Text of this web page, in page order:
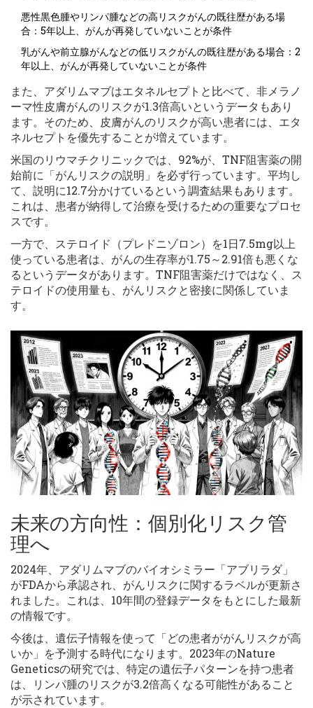
悪性黒色腫やリンパ腫などの高リスクがんの既往歴がある場
合：5年以上、がんが再発していないことが条件
乳がんや前立腺がんなどの低リスクがんの既往歴がある場合：2
年以上、がんが再発していないことが条件
また、アダリムマブはエタネルセプトと比べて、非メラノ
ーマ性皮膚がんのリスクが1.3倍高いというデータもあり
ます。そのため、皮膚がんのリスクが高い患者には、エタ
ネルセプトを優先することが増えています。
米国のリウマチクリニックでは、92%が、TNF阻害薬の開
始前に「がんリスクの説明」を必ず行っています。平均し
て、説明に12.7分かけているという調査結果もあります。
これは、患者が納得して治療を受けるための重要なプロセ
スです。
一方で、ステロイド（プレドニゾロン）を1日7.5mg以上
使っている患者は、がんの生存率が1.75～2.91倍も悪くな
るというデータがあります。TNF阻害薬だけではなく、ス
テロイドの使用量も、がんリスクと密接に関係していま
す。
未来の方向性：個別化リスク管
理へ
2024年、アダリムマブのバイオシミラー「アブリラダ」
がFDAから承認され、がんリスクに関するラベルが更新さ
れました。これは、10年間の登録データをもとにした最新
の情報です。
今後は、遺伝子情報を使って「どの患者ががんリスクが高
いか」を予測する時代になります。2023年のNature
Geneticsの研究では、特定の遺伝子パターンを持つ患者
は、リンパ腫のリスクが3.2倍高くなる可能性があること
が示されています。